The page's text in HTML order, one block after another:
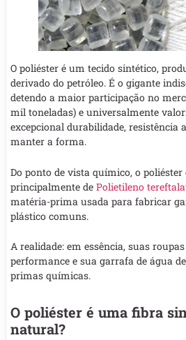
O poliéster é um tecido sintético,
derivado do petróleo. É o gigante
detendo a maior participação no
mil toneladas) e universalmente
excepcional durabilidade, resistência
manter a forma.
Do ponto de vista químico, o
principalmente de Polietileno
matéria-prima usada para fabricar
plástico comuns.
A realidade: em essência, suas
performance e sua garrafa de água
primas químicas.
O poliéster é uma fibra
natural?